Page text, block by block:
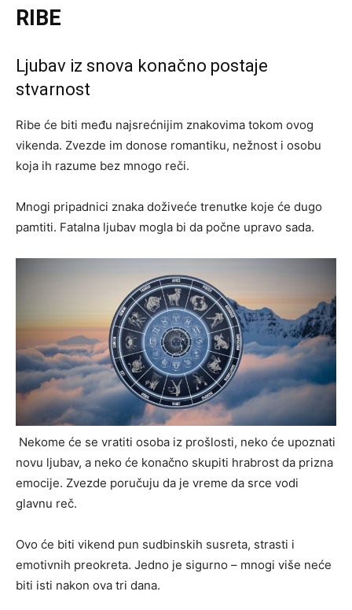
RIBE
Ljubav iz snova konačno postaje
stvarnost
Ribe će biti među najsrećnijim znakovima tokom ovog
vikenda. Zvezde im donose romantiku, nežnost i osobu
koja ih razume bez mnogo reči.
Mnogi pripadnici znaka doživeće trenutke koje će dugo
pamtiti. Fatalna ljubav mogla bi da počne upravo sada.
Nekome će se vratiti osoba iz prošlosti, neko će upoznati
novu ljubav, a neko će konačno skupiti hrabrost da prizna
emocije. Zvezde poručuju da je vreme da srce vodi
glavnu reč.
Ovo će biti vikend pun sudbinskih susreta, strasti i
emotivnih preokreta. Jedno je sigurno – mnogi više neće
biti isti nakon ova tri dana.